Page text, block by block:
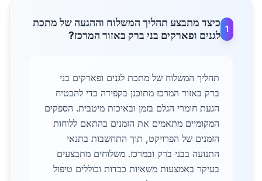
1
כיצד מתבצע תהליך המשלוח וההגעה של מתכת
לגנים ופארקים בני ברק באזור המרכז?
תהליך המשלוח של מתכת לגנים ופארקים בני
ברק באזור המרכז מתוכנן בקפידה כדי להבטיח
הגעת חומרי הגלם בזמן ובאיכות מיטבית. הספקים
המקומיים מתאמים את הזמנים בהתאם ללוחות
הזמנים של הפרויקט, תוך התחשבות בתנאי
התנועה בבני ברק ובמרכז. משלוחים מתבצעים
בעיקר באמצעות משאיות כבדות וכוללים טיפול